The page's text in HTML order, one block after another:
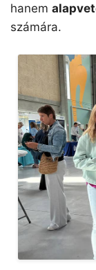
hanem
számára.